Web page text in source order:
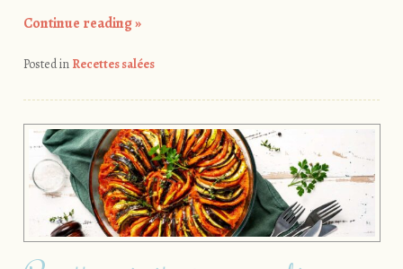
Continue reading»
Posted in Recettes salées